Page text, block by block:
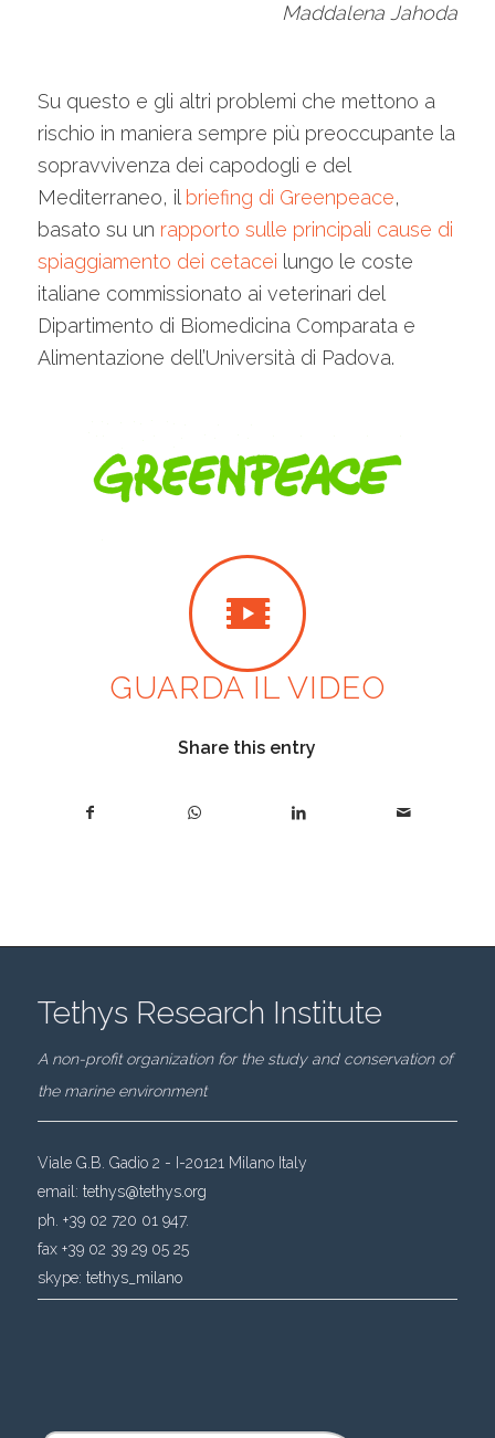
Maddalena Jahoda
Su questo e gli altri problemi che mettono a
rischio in maniera sempre più preoccupante la
sopravvivenza dei capodogli e del
Mediterraneo, il briefing di Greenpeace,
basato su un rapporto sulle principali cause di
spiaggiamento dei cetacei lungo le coste
italiane commissionato ai veterinari del
Dipartimento di Biomedicina Comparata e
Alimentazione dell’Università di Padova.
GUARDA IL VIDEO
Share this entry
Tethys Research Institute
A non-profit organization for the study and conservation of
the marine environment
Viale G.B. Gadio 2 - I-20121 Milano Italy
email: tethys@tethys.org
ph. +39 02 720 01 947.
fax +39 02 39 29 05 25
skype: tethys_milano